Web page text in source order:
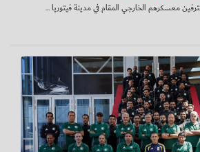
معسكرهم الخارجي المقام في مدينة فيتوريا ...